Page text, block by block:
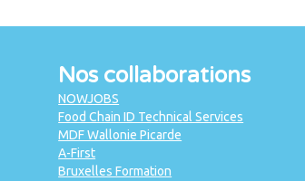
Nos collaborations
NOWJOBS
Food Chain ID Technical Services
MDF Wallonie Picarde
A-First
Bruxelles Formation